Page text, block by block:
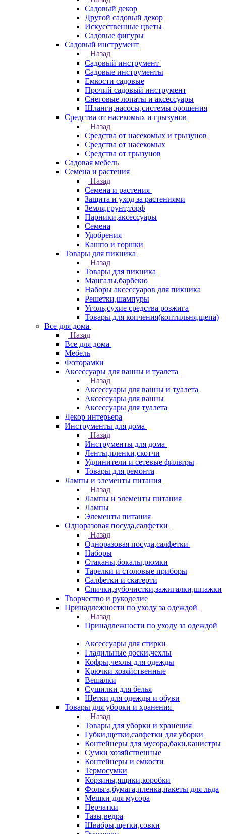
Садовый декор
Другой садовый декор
Искусственные цветы
Садовые фигуры
Садовый инструмент
Назад
Садовый инструмент
Садовые инструменты
Емкости садовые
Прочий садовый инструмент
Снеговые лопаты и аксессуары
Шланги,насосы,системы орошения
Средства от насекомых и грызунов
Назад
Средства от насекомых и грызунов
Средства от насекомых
Средства от грызунов
Садовая мебель
Семена и растения
Назад
Семена и растения
Защита и уход за растениями
Земля,грунт,торф
Парники,аксессуары
Семена
Удобрения
Кашпо и горшки
Товары для пикника
Назад
Товары для пикника
Мангалы,барбекю
Наборы аксессуаров для пикника
Решетки,шампуры
Уголь,сухие средства розжига
Товары для копчения(коптильня,щепа)
Все для дома
Назад
Все для дома
Мебель
Фоторамки
Аксессуары для ванны и туалета
Назад
Аксессуары для ванны и туалета
Аксессуары для ванны
Аксессуары для туалета
Декор интерьера
Инструменты для дома
Назад
Инструменты для дома
Ленты,пленки,скотчи
Удлинители и сетевые фильтры
Товары для ремонта
Лампы и элементы питания
Назад
Лампы и элементы питания
Лампы
Элементы питания
Одноразовая посуда,салфетки
Назад
Одноразовая посуда,салфетки
Наборы
Стаканы,бокалы,рюмки
Тарелки и столовые приборы
Салфетки и скатерти
Спички,зубочистки,зажигалки,шпажки
Творчество и рукоделие
Принадлежности по уходу за одеждой
Назад
Принадлежности по уходу за одеждой
Аксессуары для стирки
Гладильные доски,чехлы
Кофры,чехлы для одежды
Крючки хозяйственные
Вешалки
Сушилки для белья
Щетки для одежды и обуви
Товары для уборки и хранения
Назад
Товары для уборки и хранения
Губки,щетки,салфетки для уборки
Контейнеры для мусора,баки,канистры
Сумки хозяйственные
Контейнеры и емкости
Термосумки
Корзины,ящики,коробки
Фольга,бумага,пленка,пакеты для льда
Мешки для мусора
Перчатки
Тазы,ведра
Швабры,щетки,совки